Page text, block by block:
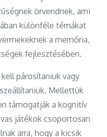
örvendnek, ami
különféle témákat
a memória,
fejlesztésében.
párosítaniuk vagy
Mellettük
támogatják a kognitív
játékok csoportosan
arra, hogy a kicsik